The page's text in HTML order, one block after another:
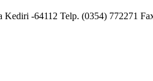
-64112 Telp. (0354) 772271